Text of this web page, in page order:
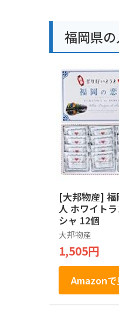
福岡県
[大邦物産] 福
人 ホワイト
シャ 12個
大邦物産
1,505円
Amazonで